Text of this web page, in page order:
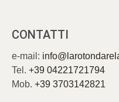
CONTATTI
e-mail:
Tel. +39 04221721794
Mob. +39 3703142821